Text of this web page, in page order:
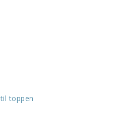
toppen